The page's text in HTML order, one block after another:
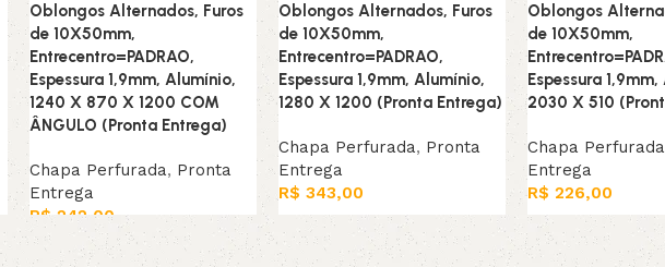
Oblongos Alternados, Furos
de 10X50mm,
Entrecentro=PADRAO,
Espessura 1,9mm, Alumínio,
1240 X 870 X 1200 COM
ÂNGULO (Pronta Entrega)
Chapa Perfurada, Pronta
Entrega
R$242,00
Leia mais
Oblongos Alternados, Furos
de 10X50mm,
Entrecentro=PADRAO,
Espessura 1,9mm, Alumínio,
1280 X 1200 (Pronta Entrega)
Chapa Perfurada, Pronta
Entrega
R$ 343,00
Leia mais
Oblongos
de 10X50mm,
Espessura
2030 X 510
Chapa Perfurada
Entrega
R$ 226,00
Leia mais